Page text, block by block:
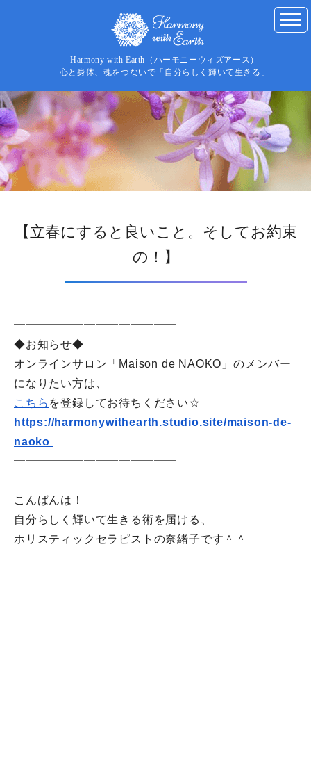
Harmony with Earth（ハーモニーウィズアース）
心と身体、魂をつないで「自分らしく輝いて生きる」
【立春にすると良いこと。そしてお約束
の！】
━━━━━━━━━━━━━━
◆お知らせ◆
オンラインサロン「Maison de NAOKO」のメンバー
になりたい方は、
こちら を登録してお待ちください☆
https://harmonywithearth.studio.site/maison-de-
naoko
━━━━━━━━━━━━━━
こんばんは！
自分らしく輝いて生きる術を届ける、
ホリスティックセラピストの奈緒子です＾＾